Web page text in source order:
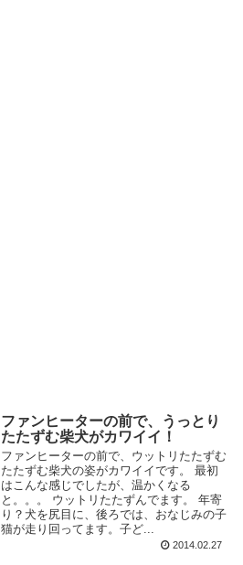
ファンヒーターの前で、うっとり
たたずむ柴犬がカワイイ！
ファンヒーターの前で、ウットリたたずむ
たたずむ柴犬の姿がカワイイです。 最初
はこんな感じでしたが、温かくなる
と。。。 ウットリたたずんでます。 年寄
り？犬を尻目に、後ろでは、おなじみの子
猫が走り回ってます。子ど...
2014.02.27